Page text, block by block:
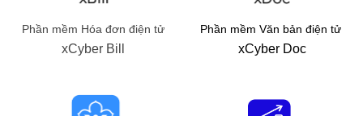
Phần mềm Hóa đơn điện tử
xCyber Bill
Phần mềm Văn bản điện tử
xCyber Doc